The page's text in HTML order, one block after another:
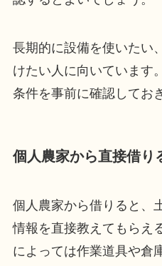
長期的に設備を使いたい
けたい人に向いています
条件を事前に確認してお
個人農家から直接借り
個人農家から借りると、
情報を直接教えてもらえ
によっては作業道具や倉